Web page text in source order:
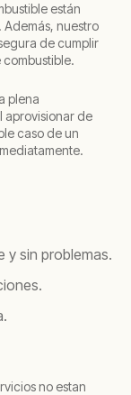
están
nuestro
de cumplir
plena
aprovisionar de
caso de un
y sin problemas.
no estan